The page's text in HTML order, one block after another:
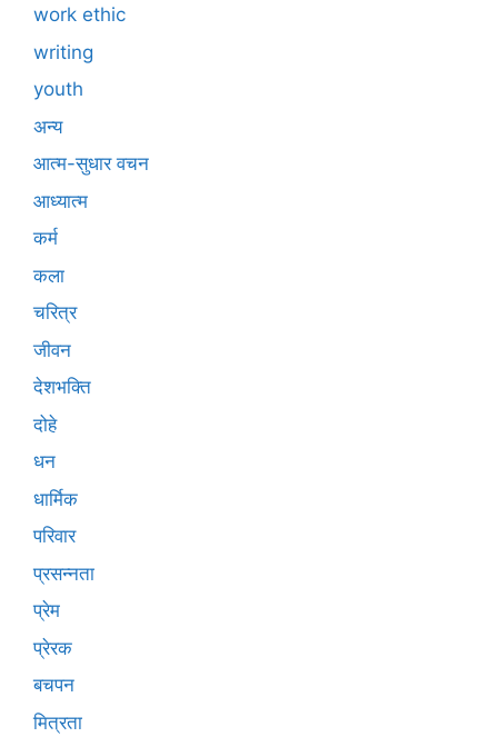
work ethic
writing
youth
अन्य
आत्म-सुधार वचन
आध्यात्म
कर्म
कला
चरित्र
जीवन
देशभक्ति
दोहे
धन
धार्मिक
परिवार
प्रसन्नता
प्रेम
प्रेरक
बचपन
मित्रता